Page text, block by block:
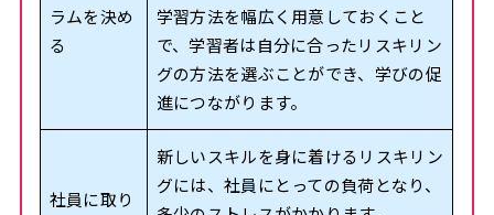
ラムを決め
る
学習方法を幅広く用意しておくこと
で、学習者は自分に合ったリスキリン
グの方法を選ぶことができ、学びの促
進につながります。
社員に取り
新しいスキルを身に着けるリスキリン
グには、社員にとっての負荷となり、